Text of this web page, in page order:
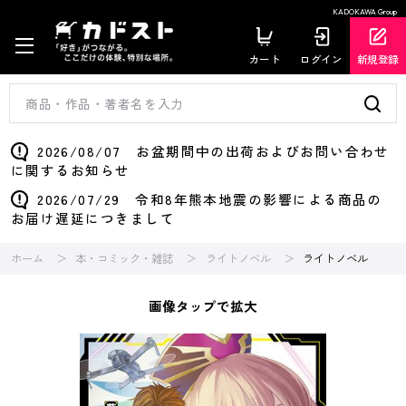
KADOKAWA Group
カート ログイン 新規登録
2026/08/07 お盆期間中の出荷およびお問い合わせ
に関するお知らせ
2026/07/29 令和8年熊本地震の影響による商品の
お届け遅延につきまして
ホーム 本・コミック・雑誌 ライトノベル ライトノベル
画像タップで拡大